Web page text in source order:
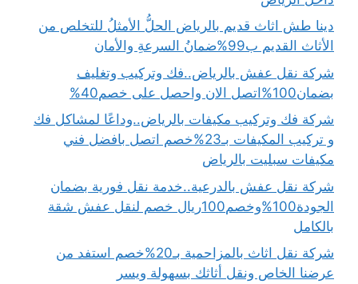
دينا طش اثاث قديم بالرياض الحلُّ الأمثلُ للتخلص من
الأثاث القديم ب99%ضمانُ السرعةِ والأمان
شركة نقل عفش بالرياض..فك وتركيب وتغليف
بضمان100%اتصل الان واحصل على خصم40%
شركة فك وتركيب مكيفات بالرياض..وداعًا لمشاكل فك
و تركيب المكيفات بـ23%خصم اتصل بافضل فني
مكيفات سبليت بالرياض
شركة نقل عفش بالدرعية..خدمة نقل فورية بضمان
الجودة100%وخصم100ريال خصم لنقل عفش شقة
بالكامل
شركة نقل اثاث بالمزاحمية بـ20%خصم استفد من
عرضنا الخاص ونقل أثاثك بسهولة ويسر